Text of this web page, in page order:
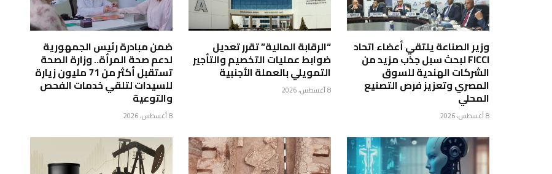
وزير الصناعة يلتقي أعضاء اتحاد
FICCI لبحث سبل جذب مزيد من
الشركات الهندية للسوق
المصري وتعزيز فرص التصنيع
المحلي
8 أغسطس، 2026
“الرقابة المالية” تقرر تعديل
ضوابط عمليات التخصيم والتأجير
التمويلي بالعملة الأجنبية
8 أغسطس، 2026
ضمن مبادرة رئيس الجمهورية
لدعم صحة المرأة.. وزارة الصحة
تستقبل أكثر من 71 مليون زيارة
للسيدات لتلقي خدمات الفحص
والتوعية
8 أغسطس، 2026